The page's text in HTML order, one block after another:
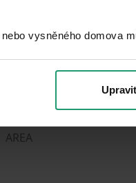
vysněného domova
FLOOR 9.
AREA